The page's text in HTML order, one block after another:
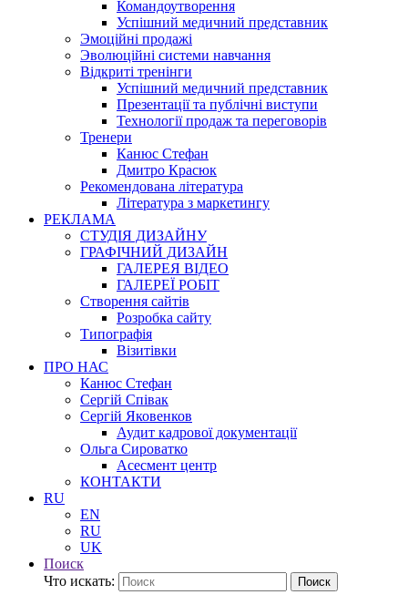
Командоутворення
Успішний медичний представник
Эмоційні продажі
Эволюційні системи навчання
Відкриті тренінги
Успішний медичний представник
Презентації та публічні виступи
Технології продаж та переговорів
Тренери
Канюс Стефан
Дмитро Красюк
Рекомендована література
Література з маркетингу
РЕКЛАМА
СТУДІЯ ДИЗАЙНУ
ГРАФІЧНИЙ ДИЗАЙН
ГАЛЕРЕЯ ВІДЕО
ГАЛЕРЕЇ РОБІТ
Створення сайтів
Розробка сайту
Типографія
Візитівки
ПРО НАС
Канюс Стефан
Сергій Співак
Сергій Яковенков
Аудит кадрової документації
Ольга Сироватко
Асесмент центр
КОНТАКТИ
RU
EN
RU
UK
Поиск
Что искать:
Поиск